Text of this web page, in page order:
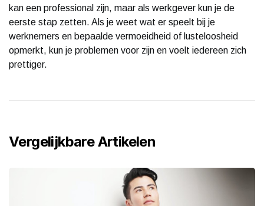
kan een professional zijn, maar als werkgever kun je de
eerste stap zetten. Als je weet wat er speelt bij je
werknemers en bepaalde vermoeidheid of lusteloosheid
opmerkt, kun je problemen voor zijn en voelt iedereen zich
prettiger.
Vergelijkbare Artikelen